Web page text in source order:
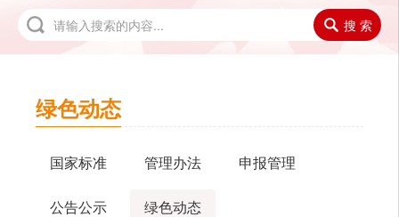
搜 索
绿色动态
国家标准 管理办法 申报管理
公告公示 绿色动态